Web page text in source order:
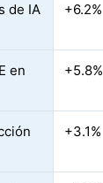
de IA
+6.2%
en
+5.8%
+3.1%